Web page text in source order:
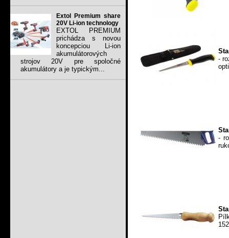
Extol Premium share
20V Li-ion technology
EXTOL PREMIUM
prichádza s novou
koncepciou Li-ion
akumulátorových
strojov 20V pre spoločné
akumulátory a je typickým...
-
-